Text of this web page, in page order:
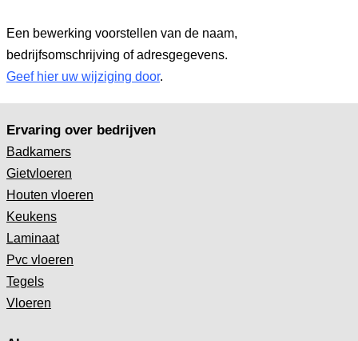
Een bewerking voorstellen van de naam,
bedrijfsomschrijving of adresgegevens.
Geef hier uw wijziging door.
Ervaring over bedrijven
Badkamers
Gietvloeren
Houten vloeren
Keukens
Laminaat
Pvc vloeren
Tegels
Vloeren